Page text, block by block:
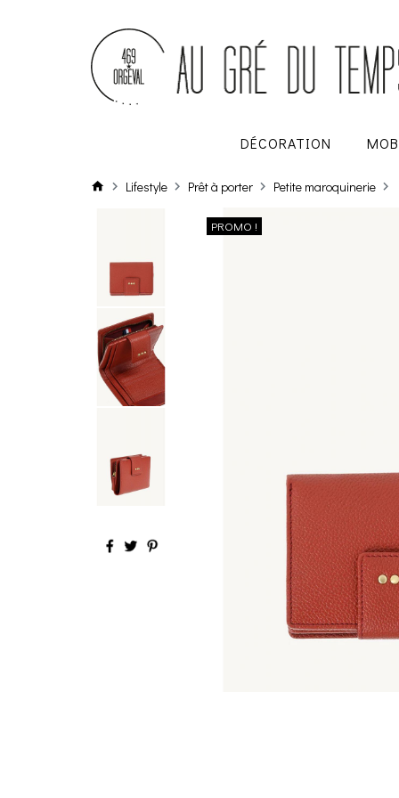
DÉCORATION
Lifestyle Prêt à porter Petite maroquinerie
PROMO !